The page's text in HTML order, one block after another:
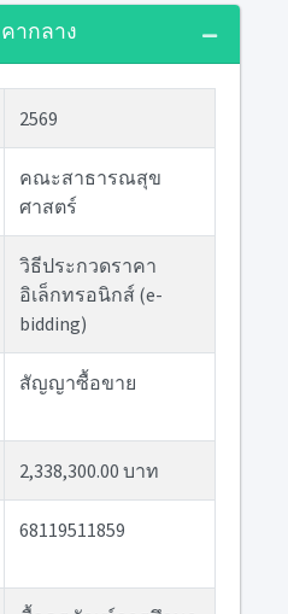
ากลาง
2569
คณะสาธารณสุข
ศาสตร์
วิธีประกวดราคา
อิเล็กทรอนิกส์ (e-
bidding)
สัญญาซื้อขาย
2,338,300.00 บาท
68119511859